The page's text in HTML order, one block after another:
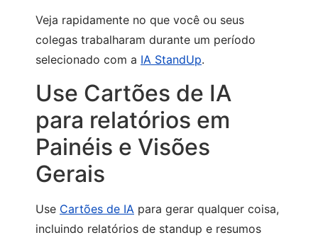
Veja rapidamente no que você ou seus
colegas trabalharam durante um período
selecionado com a IA StandUp.
Use Cartões de IA
para relatórios em
Painéis e Visões
Gerais
Use Cartões de IA para gerar qualquer coisa,
incluindo relatórios de standup e resumos